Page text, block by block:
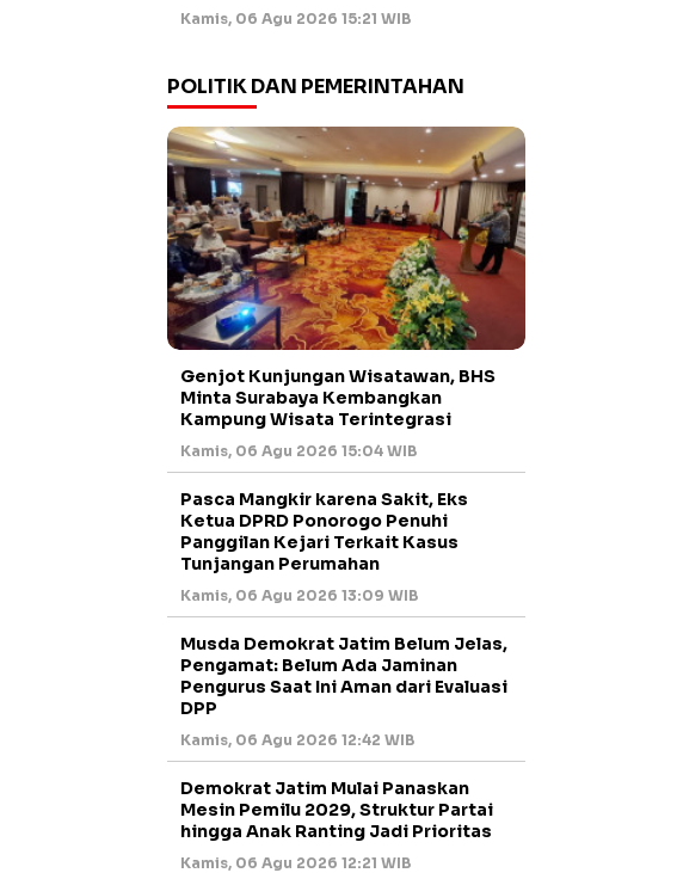
Kamis, 06 Agu 2026 15:21 WIB
POLITIK DAN PEMERINTAHAN
Genjot Kunjungan Wisatawan, BHS
Minta Surabaya Kembangkan
Kampung Wisata Terintegrasi
Kamis, 06 Agu 2026 15:04 WIB
Pasca Mangkir karena Sakit, Eks
Ketua DPRD Ponorogo Penuhi
Panggilan Kejari Terkait Kasus
Tunjangan Perumahan
Kamis, 06 Agu 2026 13:09 WIB
Musda Demokrat Jatim Belum Jelas,
Pengamat: Belum Ada Jaminan
Pengurus Saat Ini Aman dari Evaluasi
DPP
Kamis, 06 Agu 2026 12:42 WIB
Demokrat Jatim Mulai Panaskan
Mesin Pemilu 2029, Struktur Partai
hingga Anak Ranting Jadi Prioritas
Kamis, 06 Agu 2026 12:21 WIB